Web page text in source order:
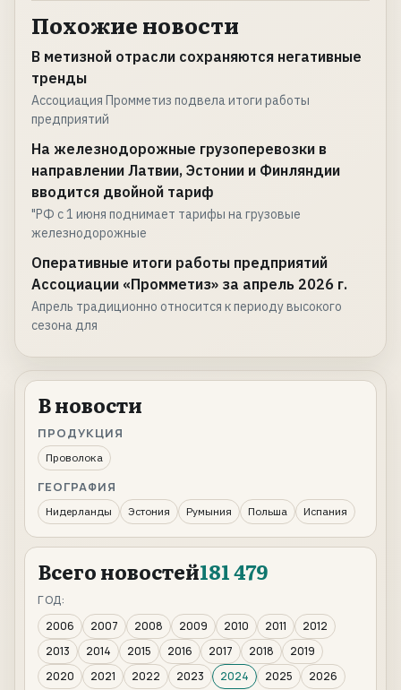
Похожие новости
В метизной отрасли сохраняются негативные
тренды
Ассоциация Промметиз подвела итоги работы
предприятий
На железнодорожные грузоперевозки в
направлении Латвии, Эстонии и Финляндии
вводится двойной тариф
"РФ с 1 июня поднимает тарифы на грузовые
железнодорожные
Оперативные итоги работы предприятий
Ассоциации «Промметиз» за апрель 2026 г.
Апрель традиционно относится к периоду высокого
сезона для
В новости
ПРОДУКЦИЯ
Проволока
ГЕОГРАФИЯ
Нидерланды Эстония Румыния Польша Испания
Всего новостей181 479
ГОД:
2006
2007 2008 2009 2010 2011
2012
2013
2014 2015 2016 2017 2018
2019
2020
2021 2022 2023 2024 2025
2026